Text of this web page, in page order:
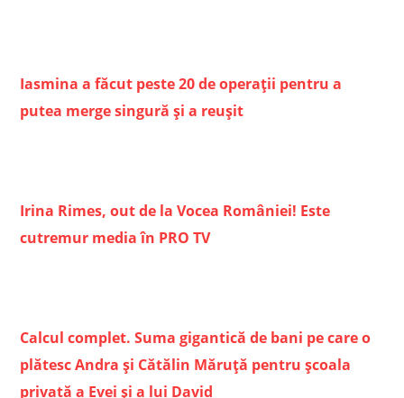
Iasmina a făcut peste 20 de operații pentru a
putea merge singură și a reușit
Irina Rimes, out de la Vocea României! Este
cutremur media în PRO TV
Calcul complet. Suma gigantică de bani pe care o
plătesc Andra și Cătălin Măruță pentru școala
privată a Evei și a lui David